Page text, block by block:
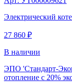
Электрический
27 860 ₽
В наличии
ЭПО 'Стандарт-
отопление с 20%